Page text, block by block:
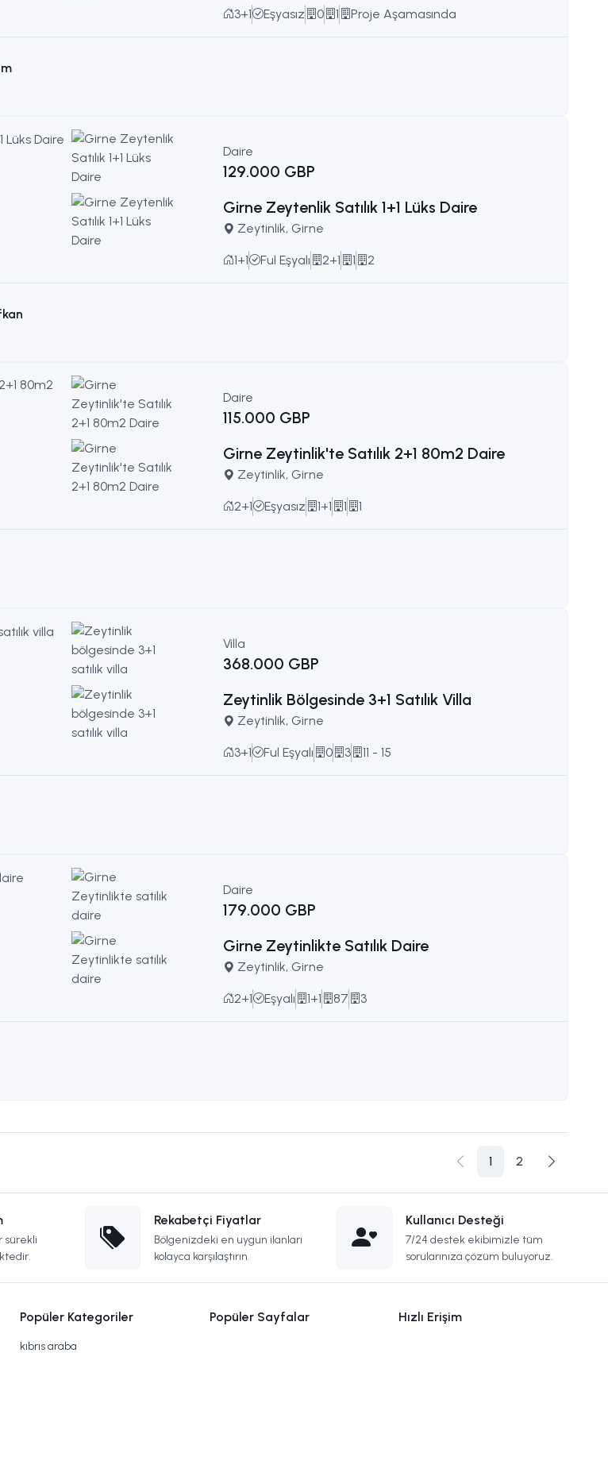
3+1 Eşyasız 0 1 Proje Aşamasında
Daire
129.000 GBP
Girne Zeytenlik Satılık 1+1 Lüks Daire
Zeytinlik, Girne
1+1 Ful Eşyalı 2+1 1 2
Daire
115.000 GBP
Girne Zeytinlik'te Satılık 2+1 80m2 Daire
Zeytinlik, Girne
2+1 Eşyasız 1+1 1 1
Villa
368.000 GBP
Zeytinlik Bölgesinde 3+1 Satılık Villa
Zeytinlik, Girne
3+1 Ful Eşyalı 0 3 11 - 15
Daire
179.000 GBP
Girne Zeytinlikte Satılık Daire
Zeytinlik, Girne
2+1 Eşyalı 1+1 87 3
1 2
sürekli
Rekabetçi Fiyatlar
Bölgenizdeki en uygun ilanları
kolayca karşılaştırın.
Kullanıcı Desteği
7/24 destek ekibimizle tüm
sorularınıza çözüm buluyoruz.
Popüler Kategoriler
kıbrıs araba
Popüler Sayfalar Hızlı Erişim